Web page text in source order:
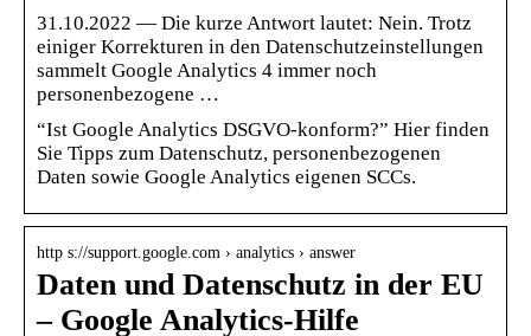
31.10.2022 — Die kurze Antwort lautet: Nein. Trotz
einiger Korrekturen in den Datenschutzeinstellungen
sammelt Google Analytics 4 immer noch
personenbezogene …
“Ist Google Analytics DSGVO-konform?” Hier finden
Sie Tipps zum Datenschutz, personenbezogenen
Daten sowie Google Analytics eigenen SCCs.
http s://support.google.com › analytics › answer
Daten und Datenschutz in der EU
– Google Analytics-Hilfe